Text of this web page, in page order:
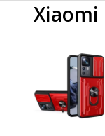
Xiaomi